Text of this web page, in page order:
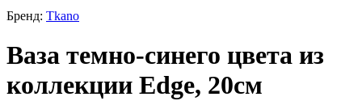
Бренд: Tkano
Ваза темно-синего цвета из
коллекции Edge, 20см